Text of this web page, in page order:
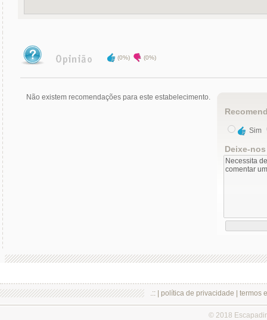
(0%) (0%)
Não existem recomendações para este estabelecimento.
Sim
Deixe-
.:: | política de privacidade termos
© 2018